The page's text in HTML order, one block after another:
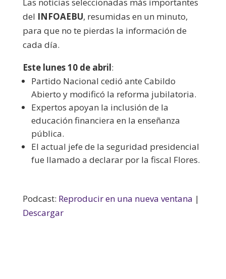
del INFOAEBU, resumidas en un minuto,
para que no te pierdas la información de
cada día.
Este lunes 10 de abril:
Partido Nacional cedió ante Cabildo
Abierto y modificó la reforma jubilatoria.
Expertos apoyan la inclusión de la
educación financiera en la enseñanza
pública.
El actual jefe de la seguridad presidencial
fue llamado a declarar por la fiscal Flores.
Podcast: Reproducir en una nueva ventana |
Descargar